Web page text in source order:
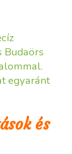
Budaörs
egyaránt
és